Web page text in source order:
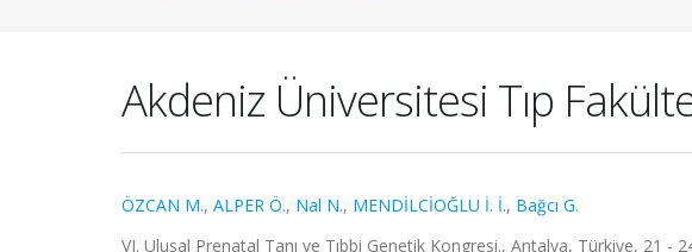
Akdeniz Üniversitesi Tıp
ÖZCAN M., ALPER Ö., Nal N., MENDİLCİOĞLU İ. İ., Bağcı G.
VI. Ulusal Prenatal Tanı ve Tıbbi Genetik Kongresi., Antalya, Türkiye, 21 -